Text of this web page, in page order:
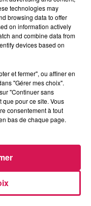
8h50
8h50
AMBRE
J'me Demande
ET RISQUE
CE LUNDI EN
AVESNOIS-
technologies may
browsing data to offer
on information actively
and combine data from
devices based on
et fermer", ou affiner en
"Gérer mes choix".
"Continuer sans
pour ce site. Vous
consentement à tout
bas de chaque page.